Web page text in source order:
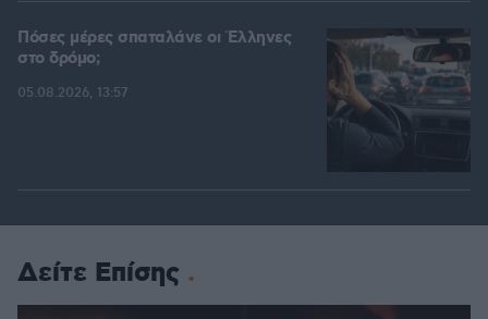
Πόσες μέρες σπαταλάνε οι Έλληνες
στο δρόμο;
05.08.2026, 13:57
Δείτε Επίσης